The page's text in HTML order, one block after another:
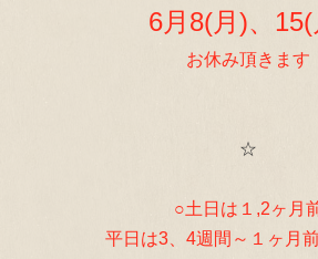
6月8(月)、15(
お休み頂きます
☆
○土日は１,2ヶ月
平日は3、4週間～１ヶ月